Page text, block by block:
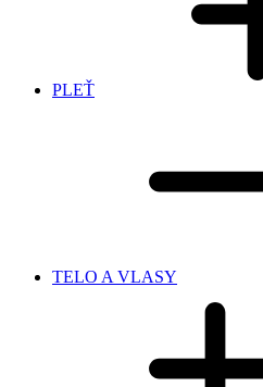
PLEŤ
TELO A VLASY